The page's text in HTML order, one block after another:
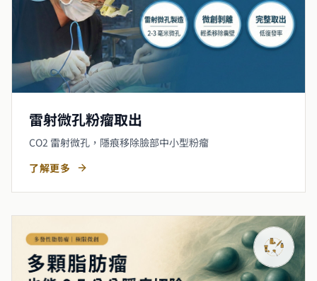
雷射微孔粉瘤取出
CO2 雷射微孔，隱痕移除臉部中小型粉瘤
了解更多